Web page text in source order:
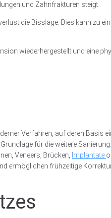
und Zahnfrakturen steigt.
die Bisslage. Dies kann zu
wiederhergestellt und eine
Verfahren, auf deren Basis
für die weitere Sanierung.
Veneers, Brücken, Implantate
ermöglichen frühzeitige